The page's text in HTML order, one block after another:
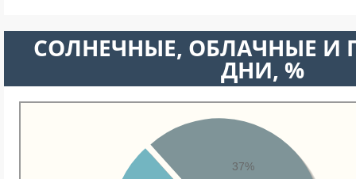
CОЛНЕЧНЫЕ, ОБЛАЧНЫЕ И
ДНИ, %
37%